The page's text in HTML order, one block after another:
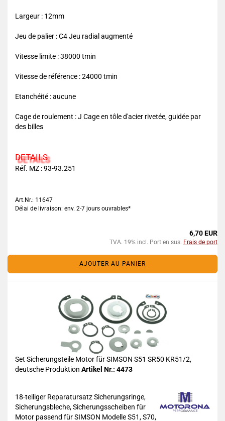
Largeur : 12mm
Jeu de palier : C4 Jeu radial augmenté
Vitesse limite : 38000 tmin
Vitesse de référence : 24000 tmin
Etanchéité : aucune
Cage de roulement : J Cage en tôle d'acier rivetée, guidée par
des billes
DETAILS
Réf. MZ :93-93.251
Art.Nr.: 11647
Délai de livraison: env. 2-7 jours ouvrables*
6,70 EUR
TVA. 19% incl. Port en sus. Frais de port
AJOUTER AU PANIER
Set Sicherungsteile Motor für SIMSON S51 SR50 KR51/2,
deutsche Produktion Artikel Nr.: 4473
18-teiliger Reparatursatz Sicherungsringe,
Sicherungsbleche, Sicherungsscheiben für
Motor passend für SIMSON Modelle S51, S70,